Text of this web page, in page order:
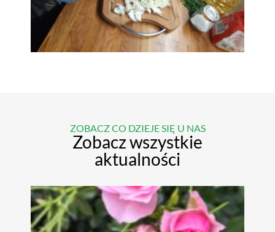
ZOBACZ CO DZIEJE SIĘ U NAS
Zobacz wszystkie
aktualności